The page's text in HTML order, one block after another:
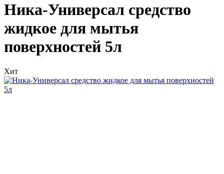
Ника-Универсал средство
жидкое для мытья
поверхностей 5л
Хит